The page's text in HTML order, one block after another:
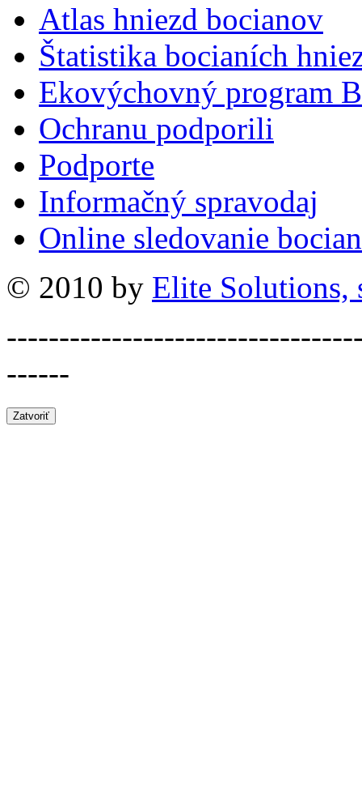
Atlas hniezd bocianov
Štatistika bocianích
Ekovýchovný program
Ochranu podporili
Podporte
Informačný spravodaj
Online sledovanie
© 2010 by Elite Solutions,
------